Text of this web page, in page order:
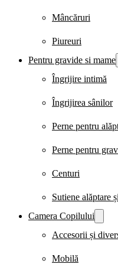
Mâncăruri
Piureuri
Pentru gravide si mame
Îngrijire intimă
Îngrijirea sânilor
Perne pentru
Perne pentru
Centuri
Sutiene alăptare
Camera Copilului
Accesorii și
Mobilă